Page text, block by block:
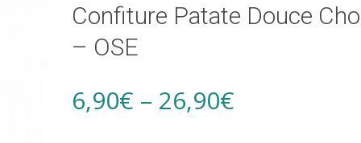
Confiture Patate Douce
– OSE
6,90€ – 26,90€Price